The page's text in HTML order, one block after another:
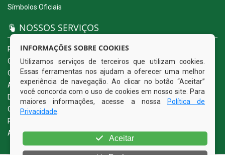
INFORMAÇÕES SOBRE COOKIES
Utilizamos serviços de terceiros que utilizam cookies.
Essas ferramentas nos ajudam a oferecer uma melhor
experiência de navegação. Ao clicar no botão “Aceitar”
você concorda com o uso de cookies em nosso site. Para
maiores informações, acesse a nossa
Política de
Privacidade
Aceitar
Símbolos Oficiais
NOSSOS SERVIÇOS
Portal da Transparência
Carta de Serviços ao Usuário
Ouvidoria Eletrônica
Acesso a Informação (eSIC)
Diário Oficial
Quadro de Avisos
Política de Privacidade
Acessibilidade